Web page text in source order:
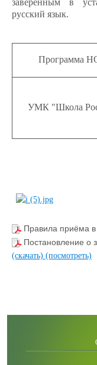
заверенным в
русский язык.
Программа
УМК "Школа
Правила приёма
Постановление о
(скачать) (посмотреть)